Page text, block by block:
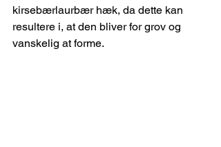
kirsebærlaurbær hæk, da dette kan
resultere i, at den bliver for grov og
vanskelig at forme.